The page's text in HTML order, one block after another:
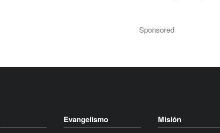
Sponsored
Evangelismo Misión